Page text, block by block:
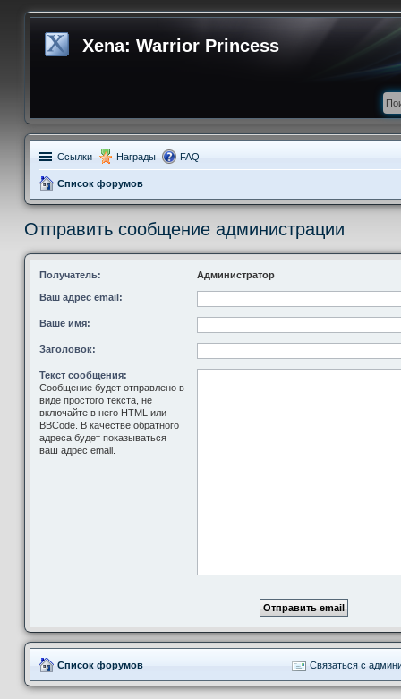
Xena: Warrior Princess
Ссылки Награды FAQ
Список форумов
Отправить сообщение администрации
Получатель: Администратор
Ваш адрес email:
Ваше имя:
Заголовок:
Текст сообщения:
Сообщение будет отправлено в
виде простого текста, не
включайте в него HTML или
BBCode. В качестве обратного
адреса будет показываться
ваш адрес email.
Список форумов Связаться с